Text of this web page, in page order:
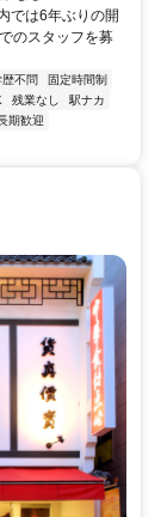
では6年ぶりの開
のスタッフを募
歴不問
固定時間制
残業なし
駅ナカ
期歓迎